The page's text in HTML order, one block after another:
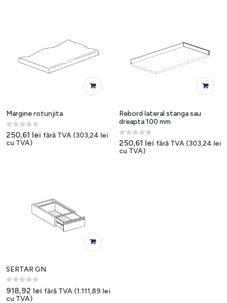
Margine rotunjita
0out of 5
250,61 lei fără TVA (303,24 lei
cu TVA)
Rebord lateral stanga sau
dreapta 100 mm
0out of 5
250,61 lei fără TVA (303,24 lei
cu TVA)
SERTAR GN
0out of 5
918,92 lei fără TVA (1.111,89 lei
cu TVA)